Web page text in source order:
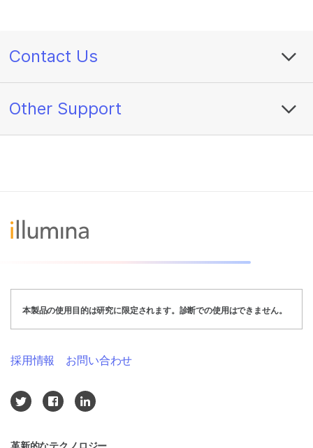
Contact Us
Other Support
本製品の使用目的は研究に限定されます。診断での使用はできません。
革新的なテクノロジー
採用情報 お問い合わせ